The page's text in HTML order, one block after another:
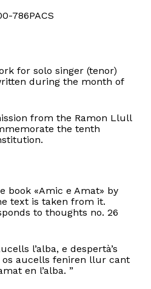
786PACS
for solo singer (tenor)
during the month of
from the Ramon Llull
the tenth
book «Amic e Amat» by
text is taken from it.
to thoughts no. 26
l’alba, e despertà’s
os aucells feniren llur cant
en l’alba. ”